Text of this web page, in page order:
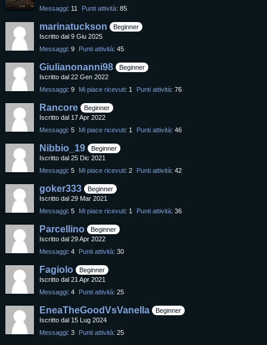
Messaggi 11 Punti attività 85
marinatuckson
Beginner
Iscritto dal 9 Giu 2025
Messaggi 9 Punti attività 45
Giulianonanni98
Beginner
Iscritto dal 22 Gen 2022
Messaggi 9 Mi piace ricevuti 1 Punti attività 76
Rancore
Beginner
Iscritto dal 17 Apr 2022
Messaggi 5 Mi piace ricevuti 1 Punti attività 46
Nibbio_19
Beginner
Iscritto dal 25 Dic 2021
Messaggi 5 Mi piace ricevuti 2 Punti attività 42
goker333
Beginner
Iscritto dal 29 Mar 2021
Messaggi 5 Mi piace ricevuti 1 Punti attività 36
Parcellino
Beginner
Iscritto dal 29 Apr 2022
Messaggi 4 Punti attività 30
Fagiolo
Beginner
Iscritto dal 21 Apr 2021
Messaggi 4 Punti attività 25
EneaTheGoodVsVanella
Beginner
Iscritto dal 15 Lug 2024
Messaggi 3 Punti attività 25